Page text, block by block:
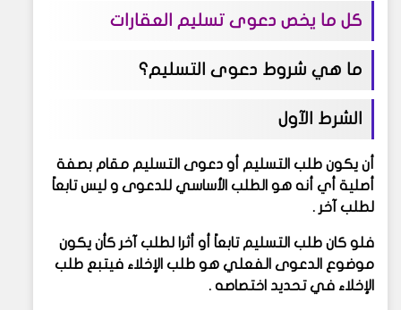
كل ما يخص دعوى تسليم العقارات
ما هي شروط دعوى التسليم؟
الشرط الآول
أن يكون طلب التسليم أو دعوى التسليم مقام بصفة
أصلية أي أنه هو الطلب الأساسي للدعوى و ليس تابعاً
لطلب آخر .
فلو كان طلب التسليم تابعاً أو أثرا لطلب آخر كأن يكون
موضوع الدعوى الفعلي هو طلب الإخلاء فيتبع طلب
الإخلاء في تحديد اختصاصه .